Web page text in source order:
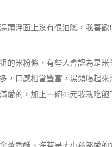
頭浮面上沒有很油膩，我喜歡!
的米粉條，有些人會認為是
，口感相當豐富，湯頭喝起來
愛的，加上一碗45元我就吃飽
黃香酥、海苔是大小孩都愛的